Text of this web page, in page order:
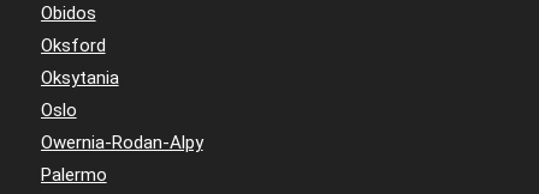
Obidos
Oksford
Oksytania
Oslo
Owernia-Rodan-Alpy
Palermo